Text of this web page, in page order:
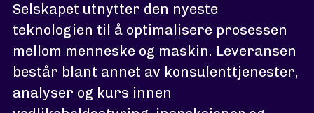
Selskapet utnytter den nyeste
teknologien til å optimalisere prosessen
mellom menneske og maskin. Leveransen
består blant annet av konsulenttjenester,
analyser og kurs innen